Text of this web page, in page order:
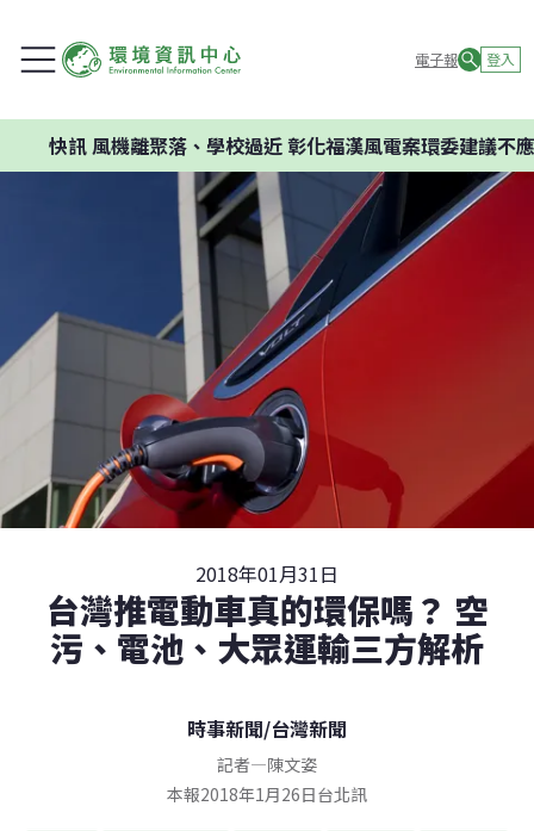
電子報 登入
風機離聚落、學校過近 彰化福漢風電案環委建議不應開發
2018年01月31日
台灣推電動車真的環保嗎？ 空
污、電池、大眾運輸三方解析
時事新聞/台灣新聞
記者—陳文姿
本報2018年1月26日台北訊